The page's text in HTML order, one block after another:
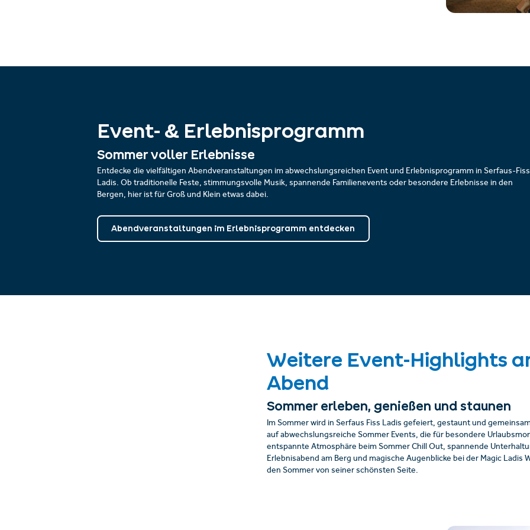
Event- & Erlebnisprogramm
Sommer voller Erlebnisse
Entdecke die vielfältigen Abendveranstaltungen im abwechslungsreichen Event und Erlebnisprogramm in Serfaus-
Ladis. Ob traditionelle Feste, stimmungsvolle Musik, spannende Familienevents oder besondere Erlebnisse in den
Bergen, hier ist für Groß und Klein etwas dabei.
Abendveranstaltungen im Erlebnisprogramm entdecken
Weitere Event-Highlights
Abend
Sommer erleben, genießen und staunen
Im Sommer wird in Serfaus Fiss Ladis gefeiert, gestaunt und
auf abwechslungsreiche Sommer Events, die für besondere
entspannte Atmosphäre beim Sommer Chill Out, spannende
Erlebnisabend am Berg und magische Augenblicke bei der Magic Ladis
den Sommer von seiner schönsten Seite.